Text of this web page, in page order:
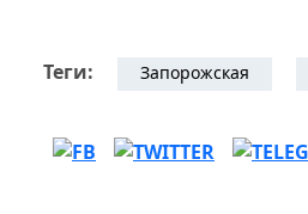
Теги: Запорожская